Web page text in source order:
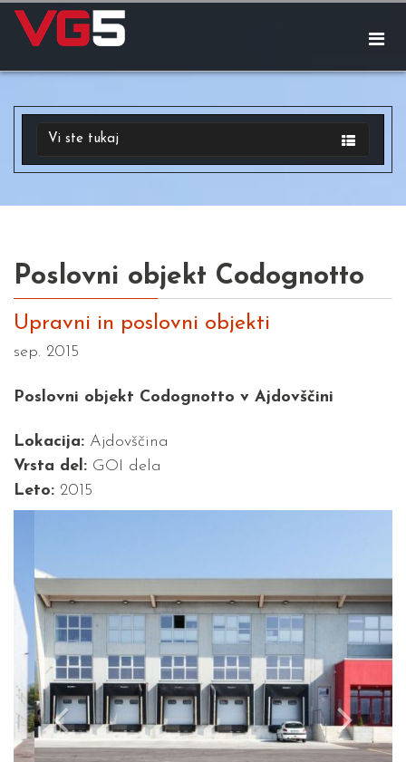
Vi ste tukaj
Poslovni objekt Codognotto
Upravni in poslovni objekti
sep. 2015
Poslovni objekt Codognotto v Ajdovščini
Lokacija: Ajdovščina
Vrsta del: GOI dela
Leto: 2015